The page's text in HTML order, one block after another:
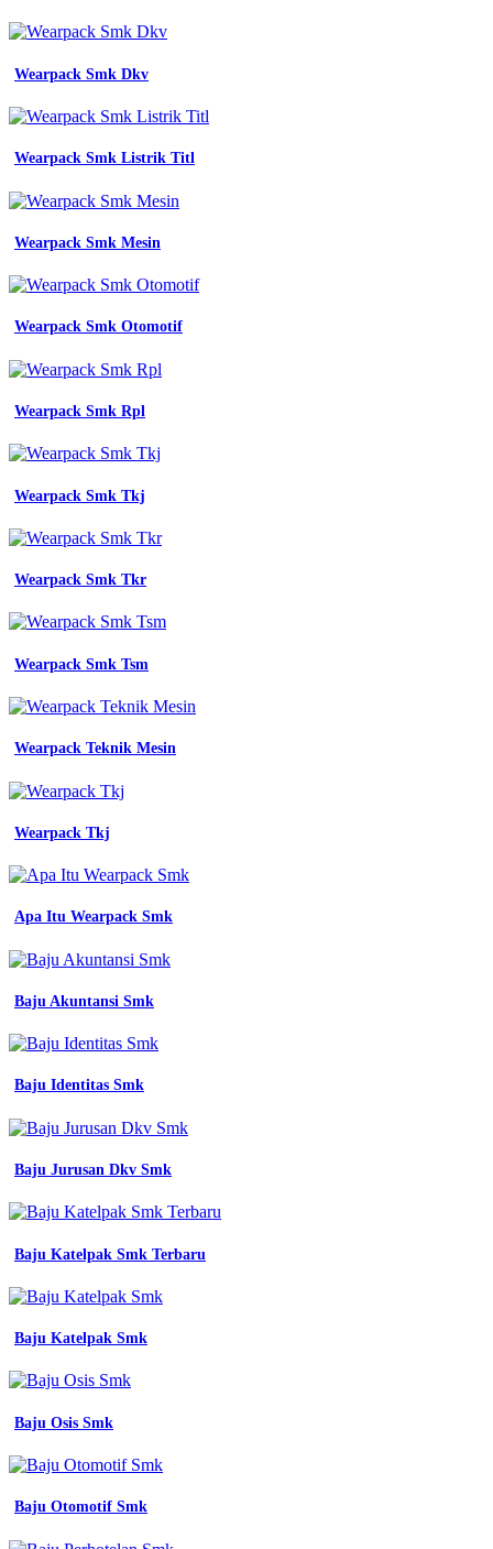
Wearpack Smk Dkv
Wearpack Smk Listrik Titl
Wearpack Smk Mesin
Wearpack Smk Otomotif
Wearpack Smk Rpl
Wearpack Smk Tkj
Wearpack Smk Tkr
Wearpack Smk Tsm
Wearpack Teknik Mesin
Wearpack Tkj
Apa Itu Wearpack Smk
Baju Akuntansi Smk
Baju Identitas Smk
Baju Jurusan Dkv Smk
Baju Katelpak Smk Terbaru
Baju Katelpak Smk
Baju Osis Smk
Baju Otomotif Smk